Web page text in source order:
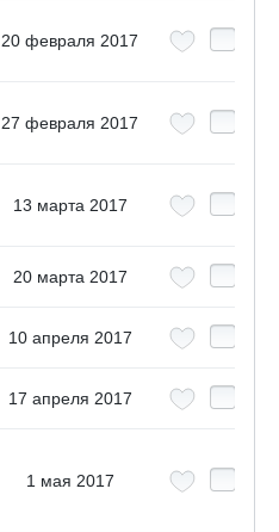
20 февраля 2017
27 февраля 2017
13 марта 2017
20 марта 2017
10 апреля 2017
17 апреля 2017
1 мая 2017